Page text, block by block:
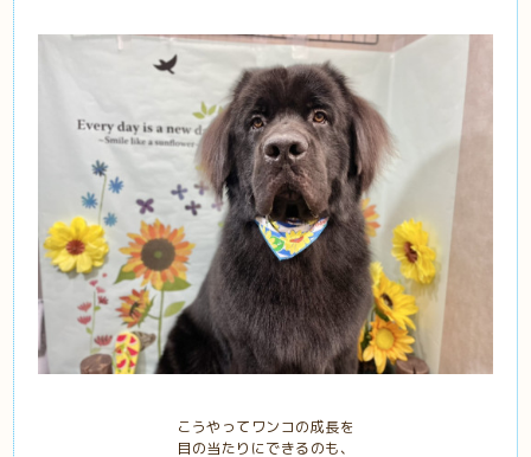
こうやってワンコの成長を
目の当たりにできるのも、